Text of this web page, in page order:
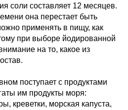
соли составляет 12 месяцев.
она перестает быть
применять в пищу, как
при выборе йодированной
на то, какое из
поступает с продуктами
им продукты моря:
креветки, морская капуста,